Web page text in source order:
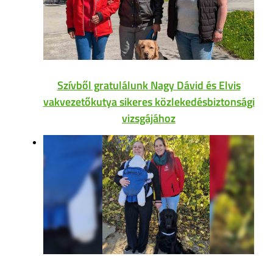
Szívből gratulálunk Nagy Dávid és Elvis
vakvezetőkutya sikeres közlekedésbiztonsági
vizsgájához